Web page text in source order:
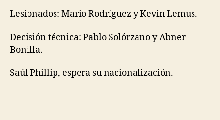
Lesionados: Mario Rodríguez y Kevin Lemus.
Decisión técnica: Pablo Solórzano y Abner
Bonilla.
Saúl Phillip, espera su nacionalización.